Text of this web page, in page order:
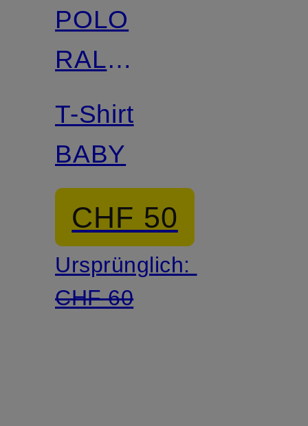
POLO
RALPH
LAUREN
T-Shirt
BABY
CHF 50
Ursprünglich:
CHF 60